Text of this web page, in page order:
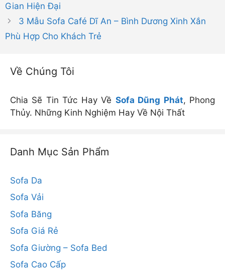
Gian Hiện Đại
3 Mẫu Sofa Café Dĩ An – Bình Dương Xinh Xắn
Phù Hợp Cho Khách Trẻ
Về Chúng Tôi
Chia Sẽ Tin Tức Hay Về Sofa Dũng Phát, Phong
Thủy. Những Kinh Nghiệm Hay Về Nội Thất
Danh Mục Sản Phẩm
Sofa Da
Sofa Vải
Sofa Băng
Sofa Giá Rẻ
Sofa Giường – Sofa Bed
Sofa Cao Cấp